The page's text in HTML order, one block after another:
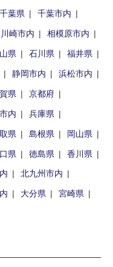
千葉県
千葉市内
川崎市内
相模原市内
県 石川県
福井県
静岡市内
浜松市内
県
京都府
内
兵庫県
県 島根県
岡山県
県 徳島県
香川県
北九州市内
大分県
宮崎県